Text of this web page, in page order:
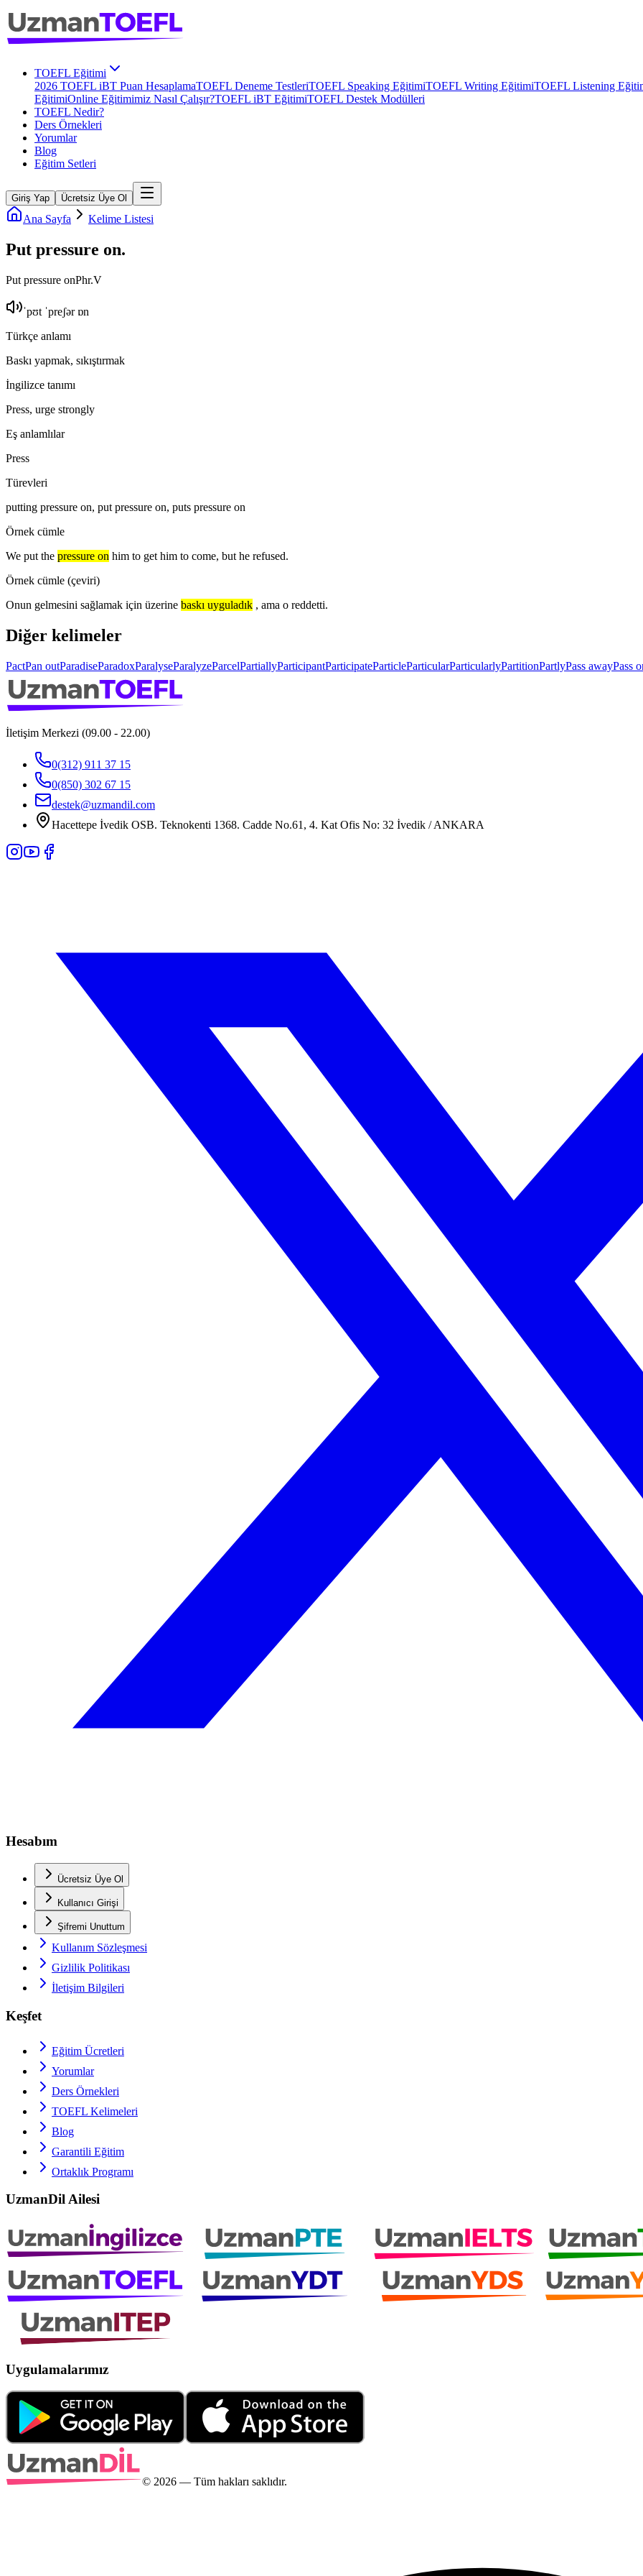
TOEFL Eğitimi
2026 TOEFL iBT Puan HesaplamaTOEFL Deneme TestleriTOEFL Speaking EğitimiTOEFL Writing EğitimiTOEFL Listening
EğitimiOnline Eğitimimiz Nasıl Çalışır?TOEFL iBT EğitimiTOEFL Destek Modülleri
TOEFL Nedir?
Ders Örnekleri
Yorumlar
Blog
Eğitim Setleri
Giriş Yap Ücretsiz Üye Ol
Ana Sayfa Kelime Listesi
Put pressure on.
Put pressure onPhr.V
ˈpʊt ˈpreʃər ɒn
Türkçe anlamı
Baskı yapmak, sıkıştırmak
İngilizce tanımı
Press, urge strongly
Eş anlamlılar
Press
Türevleri
putting pressure on, put pressure on, puts pressure on
Örnek cümle
We put the pressure on him to get him to come, but he refused.
Örnek cümle (çeviri)
Onun gelmesini sağlamak için üzerine baskı uyguladık , ama o reddetti.
Diğer kelimeler
PactPan outParadiseParadoxParalyseParalyzeParcelPartiallyParticipantParticipateParticleParticularParticularlyPartitionPartlyPass awayPass
İletişim Merkezi (09.00 - 22.00)
0(312) 911 37 15
0(850) 302 67 15
destek@uzmandil.com
Hacettepe İvedik OSB. Teknokenti 1368. Cadde No.61, 4. Kat Ofis No: 32 İvedik / ANKARA
Hesabım
Ücretsiz Üye Ol
Kullanıcı Girişi
Şifremi Unuttum
Kullanım Sözleşmesi
Gizlilik Politikası
İletişim Bilgileri
Keşfet
Eğitim Ücretleri
Yorumlar
Ders Örnekleri
TOEFL Kelimeleri
Blog
Garantili Eğitim
Ortaklık Programı
UzmanDil Ailesi
Uygulamalarımız
© 2026 — Tüm hakları saklıdır.